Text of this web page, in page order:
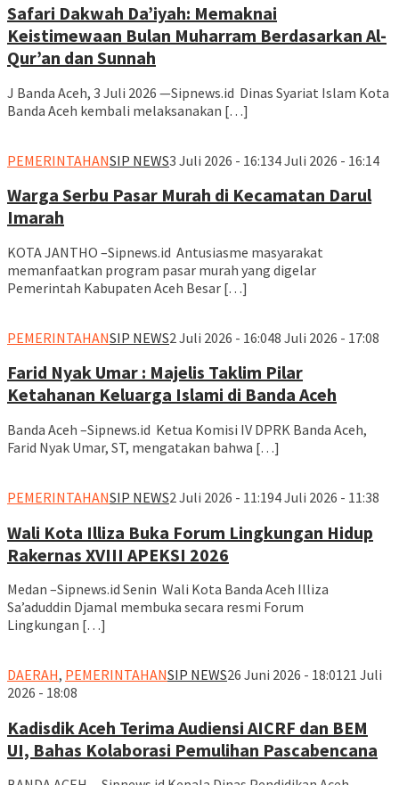
Safari Dakwah Da’iyah: Memaknai
Keistimewaan Bulan Muharram Berdasarkan Al-
Qur’an dan Sunnah
J Banda Aceh, 3 Juli 2026 —Sipnews.id Dinas Syariat Islam Kota
Banda Aceh kembali melaksanakan […]
PEMERINTAHANSIP NEWS3 Juli 2026 - 16:134 Juli 2026 - 16:14
Warga Serbu Pasar Murah di Kecamatan Darul
Imarah
KOTA JANTHO –Sipnews.id Antusiasme masyarakat
memanfaatkan program pasar murah yang digelar
Pemerintah Kabupaten Aceh Besar […]
PEMERINTAHANSIP NEWS2 Juli 2026 - 16:048 Juli 2026 - 17:08
Farid Nyak Umar : Majelis Taklim Pilar
Ketahanan Keluarga Islami di Banda Aceh
Banda Aceh –Sipnews.id Ketua Komisi IV DPRK Banda Aceh,
Farid Nyak Umar, ST, mengatakan bahwa […]
PEMERINTAHANSIP NEWS2 Juli 2026 - 11:194 Juli 2026 - 11:38
Wali Kota Illiza Buka Forum Lingkungan Hidup
Rakernas XVIII APEKSI 2026
Medan –Sipnews.id Senin Wali Kota Banda Aceh Illiza
Sa’aduddin Djamal membuka secara resmi Forum
Lingkungan […]
DAERAH, PEMERINTAHANSIP NEWS26 Juni 2026 - 18:0121 Juli
2026 - 18:08
Kadisdik Aceh Terima Audiensi AICRF dan BEM
UI, Bahas Kolaborasi Pemulihan Pascabencana